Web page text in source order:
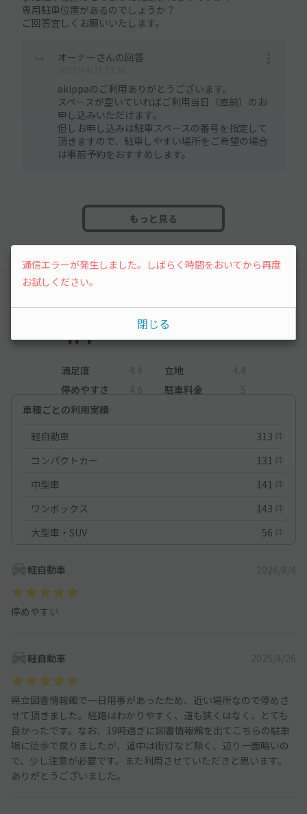
専用駐車位置があるのでしょうか？
ご回答宜しくお願いいたします。
オーナーさんの回答
akippaのご利用ありがとうございます。
スペースが空いていればご利用当日（直前）のお
申し込みいただけます。
但しお申し込みは駐車スペースの番号を指定して
頂きますので、駐車しやすい場所をご希望の場合
は事前予約をおすすめします。
もっと見る
4.4
満足度 4.4 立地
4.4
停めやすさ
4.6 駐車料金
5
車種ごとの利用実績
軽自動車
313 件
コンパクトカー
131 件
中型車
141 件
ワンボックス
143 件
大型車・SUV
56 件
軽自動車 2026/8/4
停めやすい
軽自動車 2025/4/26
県立図書情報館で一日用事があったため、近い場所なので停めさ
せて頂きました。経路はわかりやすく、道も狭くはなく、とても
良かったです。なお、19時過ぎに図書情報館を出てこちらの駐車
場に徒歩で戻りましたが、道中は街灯など無く、辺り一面暗いの
で、少し注意が必要です。また利用させていただきと思います。
ありがとうございました。
通信エラーが発生しました。しばらく時間をおいてから再度
お試しください。
閉じる